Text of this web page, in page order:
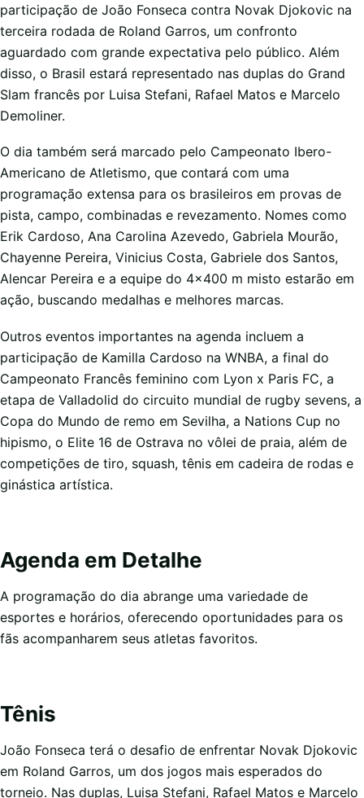
participação de João Fonseca contra Novak Djokovic na
terceira rodada de Roland Garros, um confronto
aguardado com grande expectativa pelo público. Além
disso, o Brasil estará representado nas duplas do Grand
Slam francês por Luisa Stefani, Rafael Matos e Marcelo
Demoliner.
O dia também será marcado pelo Campeonato Ibero-
Americano de Atletismo, que contará com uma
programação extensa para os brasileiros em provas de
pista, campo, combinadas e revezamento. Nomes como
Erik Cardoso, Ana Carolina Azevedo, Gabriela Mourão,
Chayenne Pereira, Vinicius Costa, Gabriele dos Santos,
Alencar Pereira e a equipe do 4×400 m misto estarão em
ação, buscando medalhas e melhores marcas.
Outros eventos importantes na agenda incluem a
participação de Kamilla Cardoso na WNBA, a final do
Campeonato Francês feminino com Lyon x Paris FC, a
etapa de Valladolid do circuito mundial de rugby sevens, a
Copa do Mundo de remo em Sevilha, a Nations Cup no
hipismo, o Elite 16 de Ostrava no vôlei de praia, além de
competições de tiro, squash, tênis em cadeira de rodas e
ginástica artística.
Agenda em Detalhe
A programação do dia abrange uma variedade de
esportes e horários, oferecendo oportunidades para os
fãs acompanharem seus atletas favoritos.
Tênis
João Fonseca terá o desafio de enfrentar Novak Djokovic
em Roland Garros, um dos jogos mais esperados do
torneio. Nas duplas, Luisa Stefani, Rafael Matos e Marcelo